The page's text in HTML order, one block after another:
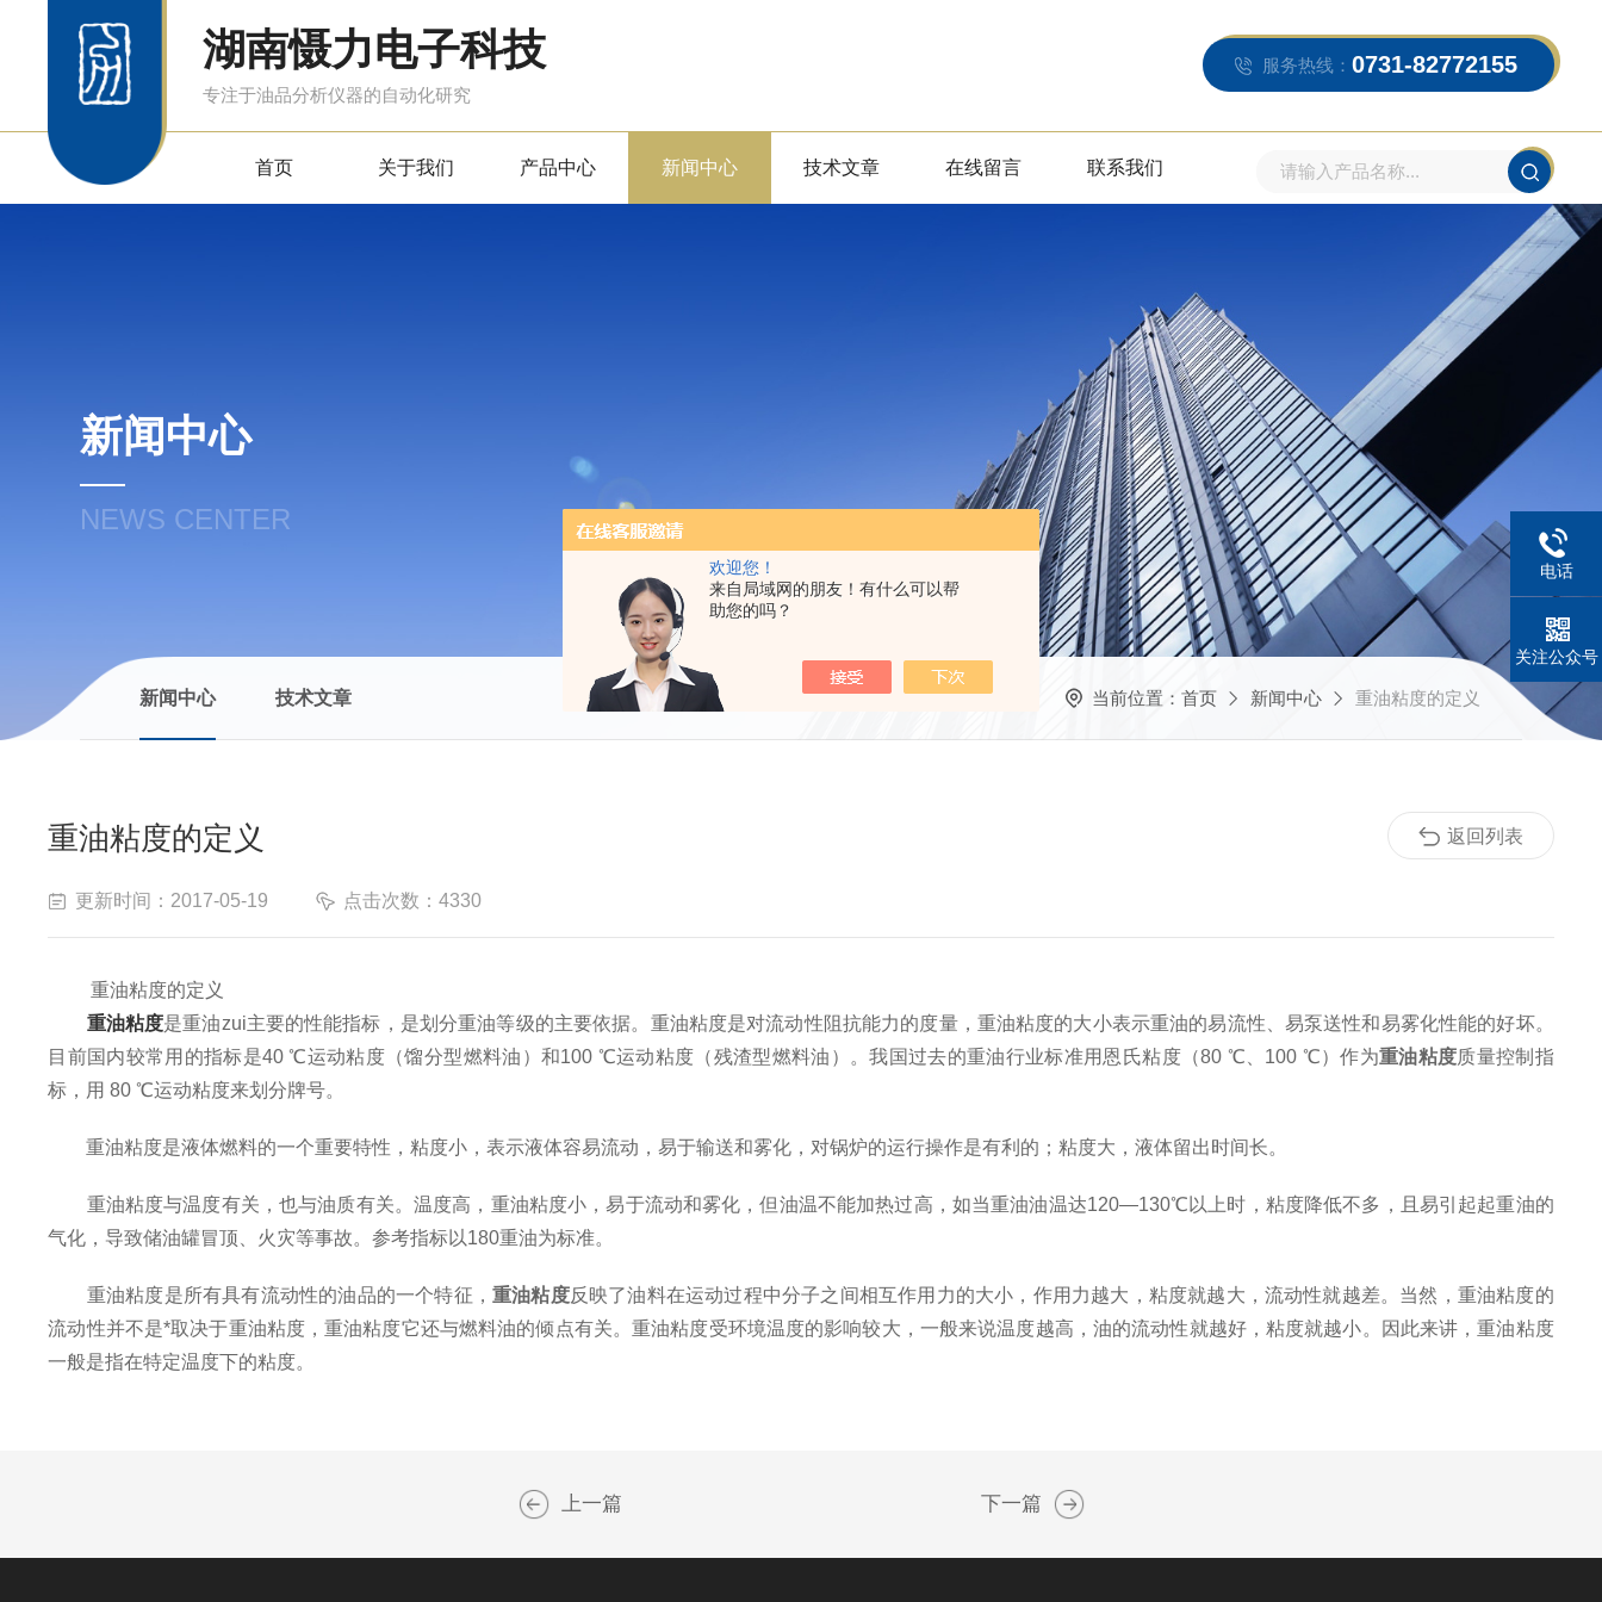
欢迎您！
来自局域网的朋友！有什么可以帮
助您的吗？
湖南慑力电子科技
专注于油品分析仪器的自动化研究
服务热线： 0731-82772155
首页 关于我们 产品中心 新闻中心 技术文章 在线留言 联系我们
新闻中心
NEWS CENTER
新闻中心 技术文章 当前位置： 首页 新闻中心 重油粘度的定义
重油粘度的定义
更新时间：2017-05-19 点击次数：4330
重油粘度的定义
重油粘度是重油zui主要的性能指标，是划分重油等级的主要依据。重油粘度是对流动性阻抗能力的度量，重油粘度的大小表示重油的易流性、易泵送性和易雾化性能的好坏。
目前国内较常用的指标是40 ℃运动粘度（馏分型燃料油）和100 ℃运动粘度（残渣型燃料油）。我国过去的重油行业标准用恩氏粘度（80 ℃、100 ℃）作为重油粘度质量控制指
标，用 80 ℃运动粘度来划分牌号。
重油粘度是液体燃料的一个重要特性，粘度小，表示液体容易流动，易于输送和雾化，对锅炉的运行操作是有利的；粘度大，液体留出时间长。
重油粘度与温度有关，也与油质有关。温度高，重油粘度小，易于流动和雾化，但油温不能加热过高，如当重油油温达120—130℃以上时，粘度降低不多，且易引起起重油的
气化，导致储油罐冒顶、火灾等事故。参考指标以180重油为标准。
重油粘度是所有具有流动性的油品的一个特征， 重油粘度反映了油料在运动过程中分子之间相互作用力的大小，作用力越大，粘度就越大，流动性就越差。当然，重油粘度的
流动性并不是*取决于重油粘度，重油粘度它还与燃料油的倾点有关。重油粘度受环境温度的影响较大，一般来说温度越高，油的流动性就越好，粘度就越小。因此来讲，重油粘度
一般是指在特定温度下的粘度。
返回列表
上一篇 下一篇
电话
关注公众号